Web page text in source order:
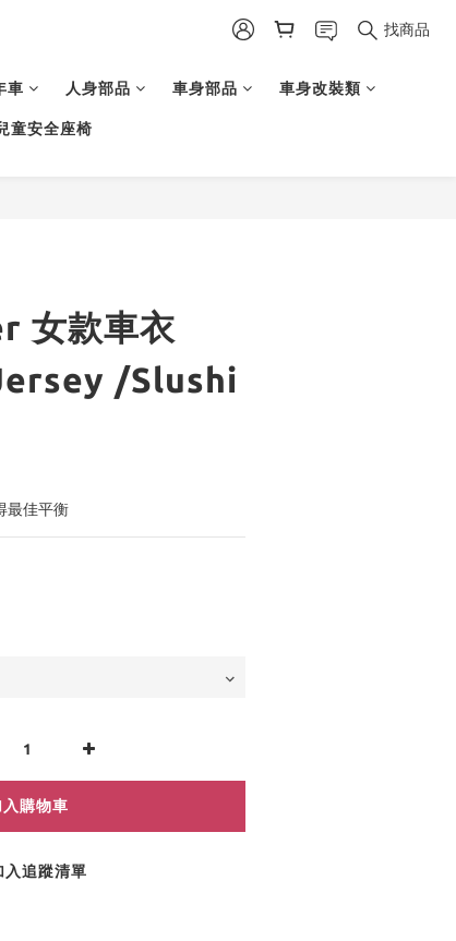
找商品
車 人身部品 車身部品 車身改裝類
童安全座椅
女款車衣
/Slushi
最佳平衡
入購物車
入追蹤清單